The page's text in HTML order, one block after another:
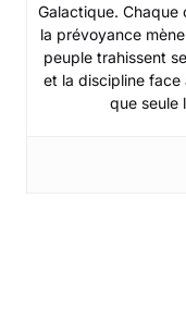
Galactique. Chaque
la prévoyance
peuple trahissent
et la discipline face
que seule